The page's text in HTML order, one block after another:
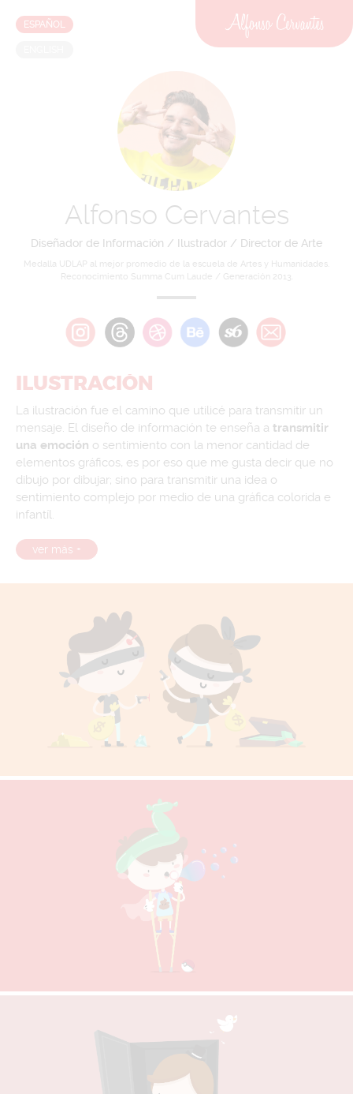
ESPAÑOL
Alfonso Cervantes
Diseñador de Información / Ilustrador / Director de Arte
Medalla UDLAP al mejor promedio de la escuela de Artes y Humanidades.
Reconocimiento Summa Cum Laude / Generación 2013.
ILUSTRACIÓN
La ilustración fue el camino que utilicé para transmitir un
mensaje. El diseño de información te enseña a transmitir
una emoción o sentimiento con la menor cantidad de
elementos gráficos, es por eso que me gusta decir que no
dibujo por dibujar; sino para transmitir una idea o
sentimiento complejo por medio de una gráfica colorida e
infantíl.
ver más +